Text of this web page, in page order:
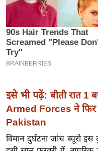
मि
ल
बे
ल
श
ख्सि
य
इसे भी पढ़ें: बीती रात 1
Armed Forces ने फिर
Pakistan
विमान दुर्घटना जांच ब्यूरो